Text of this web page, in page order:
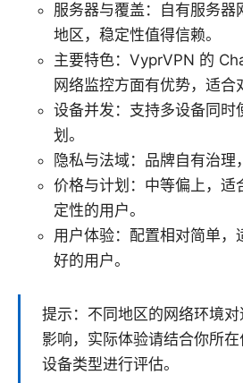
服务器与覆盖：自有服务器
地区，稳定性值得信赖。
主要特色：VyprVPN 的
网络监控方面有优势，适合
设备并发：支持多设备同时
划。
隐私与法域：品牌自有治理
价格与计划：中等偏上，适
定性的用户。
用户体验：配置相对简单，
好的用户。
提示：不同地区的网络环境
影响，实际体验请结合你所在
设备类型进行评估。